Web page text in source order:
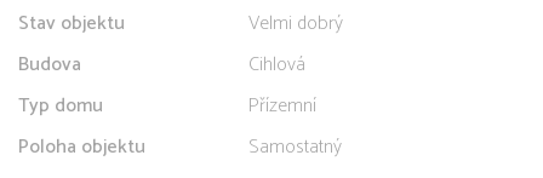
Stav objektu
Velmi dobrý
Budova
Cihlová
Typ domu
Přízemní
Poloha objektu
Samostatný